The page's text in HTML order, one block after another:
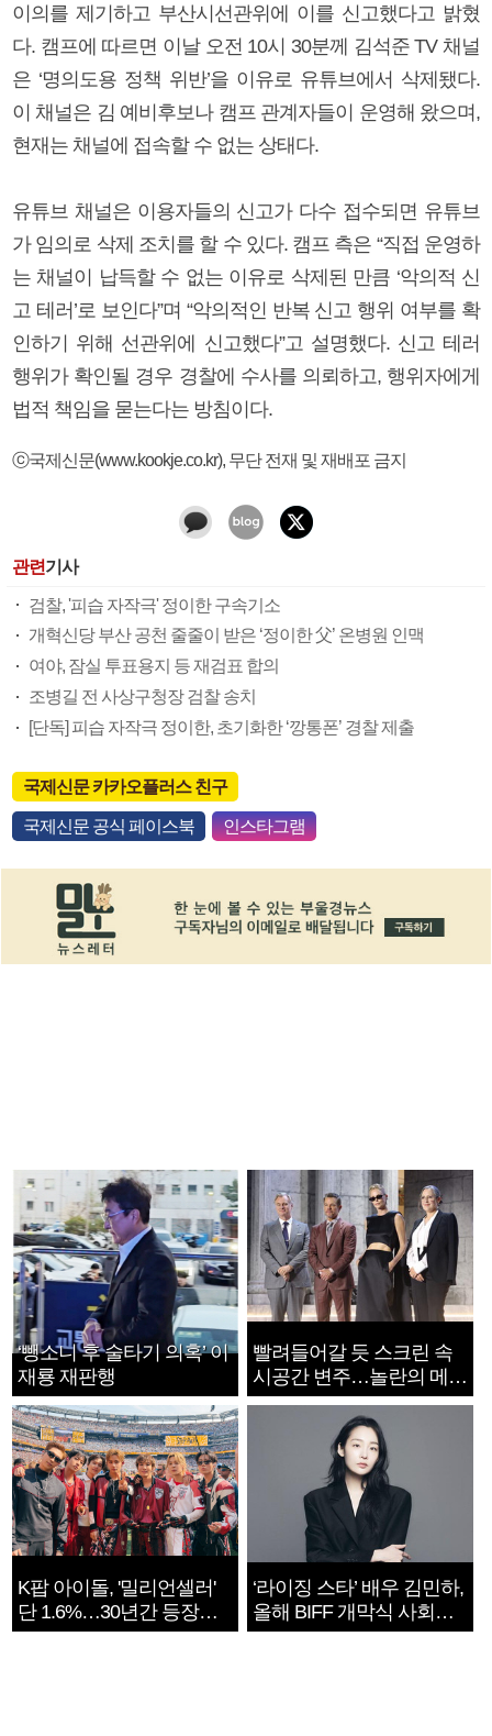
이의를 제기하고 부산시선관위에 이를 신고했다고 밝혔
다. 캠프에 따르면 이날 오전 10시 30분께 김석준 TV 채널
은 ‘명의도용 정책 위반’을 이유로 유튜브에서 삭제됐다.
이 채널은 김 예비후보나 캠프 관계자들이 운영해 왔으며,
현재는 채널에 접속할 수 없는 상태다.
유튜브 채널은 이용자들의 신고가 다수 접수되면 유튜브
가 임의로 삭제 조치를 할 수 있다. 캠프 측은 “직접 운영하
는 채널이 납득할 수 없는 이유로 삭제된 만큼 ‘악의적 신
고 테러’로 보인다”며 “악의적인 반복 신고 행위 여부를 확
인하기 위해 선관위에 신고했다”고 설명했다. 신고 테러
행위가 확인될 경우 경찰에 수사를 의뢰하고, 행위자에게
법적 책임을 묻는다는 방침이다.
ⓒ국제신문(www.kookje.co.kr), 무단 전재 및 재배포 금지
관련기사
검찰, '피습 자작극' 정이한 구속기소
개혁신당 부산 공천 줄줄이 받은 ‘정이한 父’ 온병원 인맥
여야, 잠실 투표용지 등 재검표 합의
조병길 전 사상구청장 검찰 송치
[단독] 피습 자작극 정이한, 초기화한 ‘깡통폰’ 경찰 제출
국제신문 카카오플러스 친구
국제신문 공식 페이스북 인스타그램
‘뺑소니 후 술타기 의혹’ 이
재룡 재판행
빨려들어갈 듯 스크린 속
시공간 변주…놀란의 메시
지는 ‘전쟁 속죄’
K팝 아이돌, '밀리언셀러'
단 1.6%…30년간 등장
1182개팀 전수조사
‘라이징 스타’ 배우 김민하,
올해 BIFF 개막식 사회자
확정